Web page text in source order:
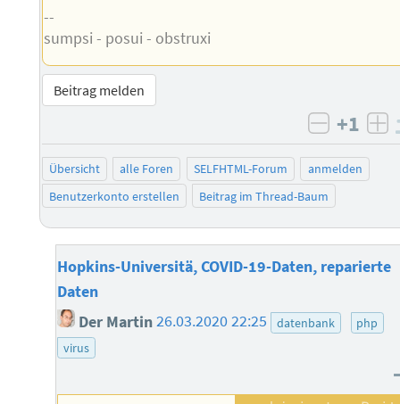
--
sumpsi - posui - obstruxi
Beitrag melden
negativ
+1
Übersicht alle Foren SELFHTML-Forum
anmelden
Benutzerkonto erstellen
Beitrag im Thread-Baum
Hopkins-Universitä, COVID-19-Daten, reparierte
Daten
Der Martin26.03.2020 22:25 datenbank
php
virus